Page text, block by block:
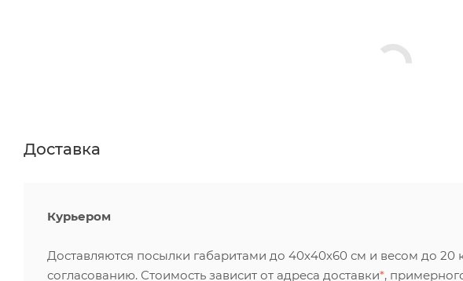
Доставка
Курьером
Доставляются посылки габаритами до 40х40х60 см и весом до 20
согласованию. Стоимость зависит от адреса доставки*,